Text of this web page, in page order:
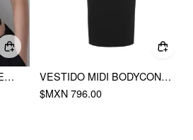
TOP DE TIRANTES DE ENCAJE TEXTURIZADO CON ESCOTE EN V
VESTIDO MIDI BODYCON CON CUELLO REDONDO TEXTURIZADO Y DETALLE METÁLICO CON CINTURÓN
$MXN 796.00